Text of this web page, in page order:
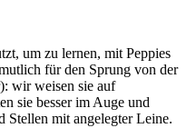
um zu lernen, mit Peppies
für den Sprung von der
wir weisen sie auf
sie besser im Auge und
Stellen mit angelegter Leine.